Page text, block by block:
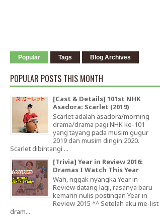
Popular Tags Blog Archives
POPULAR POSTS THIS MONTH
[Cast & Details] 101st NHK
Asadora: Scarlet (2019)
Scarlet adalah asadora/morning
drama/drama pagi NHK ke-101
yang tayang pada musim gugur
2019 dan musim dingin 2020.
Scarlet dibintangi ...
[Trivia] Year in Review 2016:
Dramas I Watch This Year
Wah, nggak nyangka Year in
Review datang lagi, rasanya baru
kemarin nulis postingan Year in
Review 2015 ^^ Setelah aku me-list
dram...